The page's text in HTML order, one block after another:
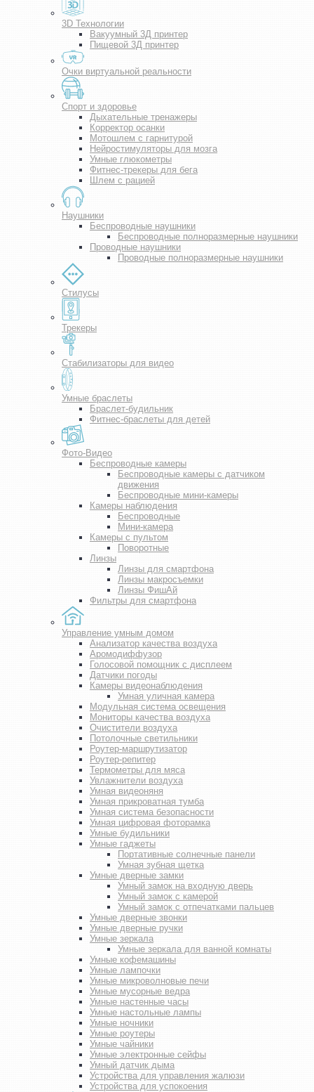
3D Технологии
Вакуумный 3Д принтер
Пищевой 3Д принтер
Очки виртуальной реальности
Спорт и здоровье
Дыхательные тренажеры
Корректор осанки
Мотошлем с гарнитурой
Нейростимуляторы для мозга
Умные глюкометры
Фитнес-трекеры для бега
Шлем с рацией
Наушники
Беспроводные наушники
Беспроводные полноразмерные наушники
Проводные наушники
Проводные полноразмерные наушники
Стилусы
Трекеры
Стабилизаторы для видео
Умные браслеты
Браслет-будильник
Фитнес-браслеты для детей
Фото-Видео
Беспроводные камеры
Беспроводные камеры с датчиком
движения
Беспроводные мини-камеры
Камеры наблюдения
Беспроводные
Мини-камера
Камеры с пультом
Поворотные
Линзы
Линзы для смартфона
Линзы макросъемки
Линзы ФишАй
Фильтры для смартфона
Управление умным домом
Анализатор качества воздуха
Аромодиффузор
Голосовой помощник с дисплеем
Датчики погоды
Камеры видеонаблюдения
Умная уличная камера
Модульная система освещения
Мониторы качества воздуха
Очистители воздуха
Потолочные светильники
Роутер-маршрутизатор
Роутер-репитер
Термометры для мяса
Увлажнители воздуха
Умная видеоняня
Умная прикроватная тумба
Умная система безопасности
Умная цифровая фоторамка
Умные будильники
Умные гаджеты
Портативные солнечные панели
Умная зубная щетка
Умные дверные замки
Умный замок на входную дверь
Умный замок с камерой
Умный замок с отпечатками пальцев
Умные дверные звонки
Умные дверные ручки
Умные зеркала
Умные зеркала для ванной комнаты
Умные кофемашины
Умные лампочки
Умные микроволновые печи
Умные мусорные ведра
Умные настенные часы
Умные настольные лампы
Умные ночники
Умные роутеры
Умные чайники
Умные электронные сейфы
Умный датчик дыма
Устройства для управления жалюзи
Устройства для успокоения